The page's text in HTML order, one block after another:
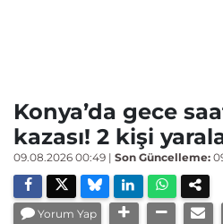
Konya’da gece
kazası! 2 kişi
09.08.2026 00:49 | Son Güncelleme:
Yorum Yap